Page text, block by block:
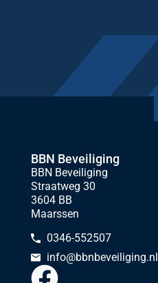
BBN Beveiliging
BBN Beveiliging
Straatweg 30
3604 BB
Maarssen
0346-552507
info@bbnbeveiliging.nl